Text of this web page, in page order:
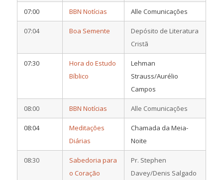
07:00 BBN Notícias Alle Comunicações
07:04 Boa Semente
Depósito de Literatura
Cristã
07:30
Hora do Estudo
Bíblico
Lehman
Strauss/Aurélio
Campos
08:00 BBN Notícias Alle Comunicações
08:04
Meditações
Diárias
Chamada da Meia-
Noite
08:30
Sabedoria para
o Coração
Pr. Stephen
Davey/Denis Salgado